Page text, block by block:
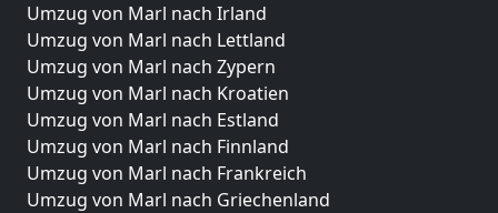
Umzug von Marl nach Irland
Umzug von Marl nach Lettland
Umzug von Marl nach Zypern
Umzug von Marl nach Kroatien
Umzug von Marl nach Estland
Umzug von Marl nach Finnland
Umzug von Marl nach Frankreich
Umzug von Marl nach Griechenland